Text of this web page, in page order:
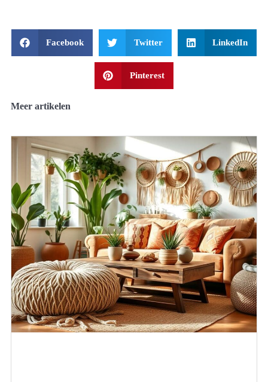
Facebook Twitter LinkedIn
Pinterest
Meer artikelen